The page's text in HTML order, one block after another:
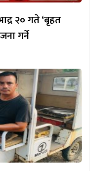
२० गते ‘बृहत
गर्ने